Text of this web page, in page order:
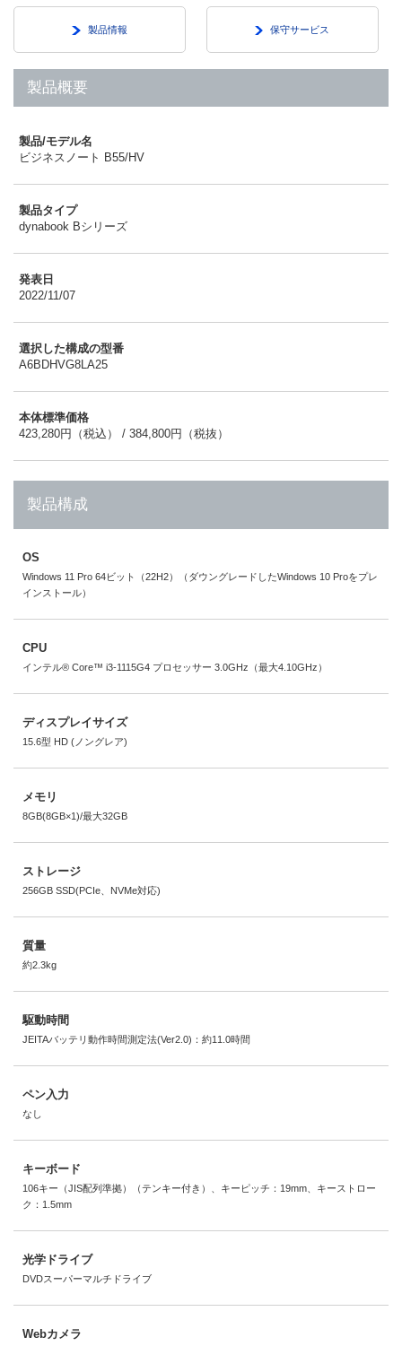
製品情報 保守サービス
製品概要
製品/モデル名
ビジネスノート B55/HV
製品タイプ
dynabook Bシリーズ
発表日
2022/11/07
選択した構成の型番
A6BDHVG8LA25
本体標準価格
423,280円（税込） / 384,800円（税抜）
製品構成
OS
Windows 11 Pro 64ビット（22H2）（ダウングレードしたWindows 10 Proをプレ
インストール）
CPU
インテル® Core™ i3-1115G4 プロセッサー 3.0GHz（最大4.10GHz）
ディスプレイサイズ
15.6型 HD (ノングレア)
メモリ
8GB(8GB×1)/最大32GB
ストレージ
256GB SSD(PCIe、NVMe対応)
質量
約2.3kg
駆動時間
JEITAバッテリ動作時間測定法(Ver2.0)：約11.0時間
ペン入力
なし
キーボード
106キー（JIS配列準拠）（テンキー付き）、キーピッチ：19mm、キーストロー
ク：1.5mm
光学ドライブ
DVDスーパーマルチドライブ
Webカメラ